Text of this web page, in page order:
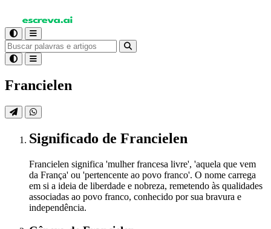
Francielen
Significado de Francielen
Francielen significa 'mulher francesa livre', 'aquela que vem
da França' ou 'pertencente ao povo franco'. O nome carrega
em si a ideia de liberdade e nobreza, remetendo às qualidades
associadas ao povo franco, conhecido por sua bravura e
independência.